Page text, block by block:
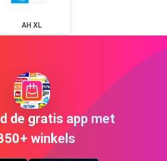
AH XL
de gratis app met
winkels